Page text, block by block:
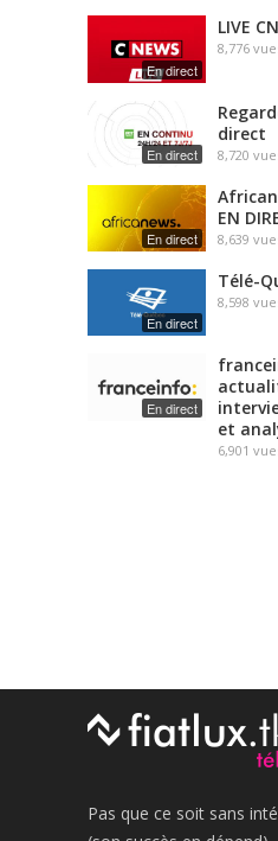
En direct
LIVE
8,776
En direct
direct
8,720
En direct
EN
8,639
En direct
Télé-
8,598
En direct
et
6,901
Pas que ce soit sans